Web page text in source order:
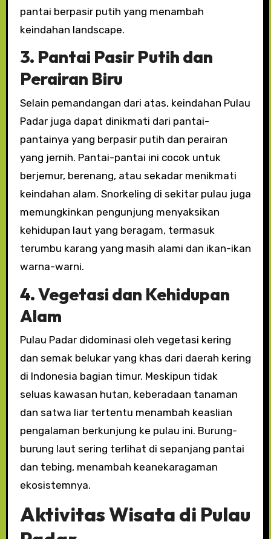
pantai berpasir putih yang menambah
keindahan landscape.
3. Pantai Pasir Putih dan
Perairan Biru
Selain pemandangan dari atas, keindahan Pulau
Padar juga dapat dinikmati dari pantai-
pantainya yang berpasir putih dan perairan
yang jernih. Pantai-pantai ini cocok untuk
berjemur, berenang, atau sekadar menikmati
keindahan alam. Snorkeling di sekitar pulau juga
memungkinkan pengunjung menyaksikan
kehidupan laut yang beragam, termasuk
terumbu karang yang masih alami dan ikan-ikan
warna-warni.
4. Vegetasi dan Kehidupan
Alam
Pulau Padar didominasi oleh vegetasi kering
dan semak belukar yang khas dari daerah kering
di Indonesia bagian timur. Meskipun tidak
seluas kawasan hutan, keberadaan tanaman
dan satwa liar tertentu menambah keaslian
pengalaman berkunjung ke pulau ini. Burung-
burung laut sering terlihat di sepanjang pantai
dan tebing, menambah keanekaragaman
ekosistemnya.
Aktivitas Wisata di Pulau